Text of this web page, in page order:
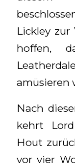
Lickley
hoffen,
amüsieren
Nach
kehrt
Hout
vor vier